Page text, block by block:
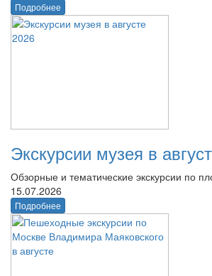
Подробнее
Экскурсии музея в
Обзорные и тематические экскурсии по
15.07.2026
Подробнее